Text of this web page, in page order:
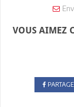
VOUS AIMEZ